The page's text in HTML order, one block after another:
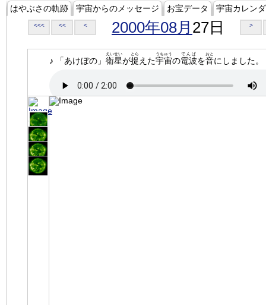
はやぶさの軌跡 宇宙からのメッセージ お宝データ 宇宙カレン
<<< << < 2000年08月 27日 >
♪ 「あけぼの」 衛星
えいせい
が捉
とら
えた宇宙
うちゅう
の電波
でんぱ
を音
おと
にしました。